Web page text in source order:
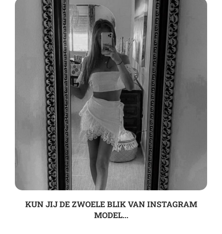
KUN JIJ DE ZWOELE BLIK VAN INSTAGRAM
MODEL...